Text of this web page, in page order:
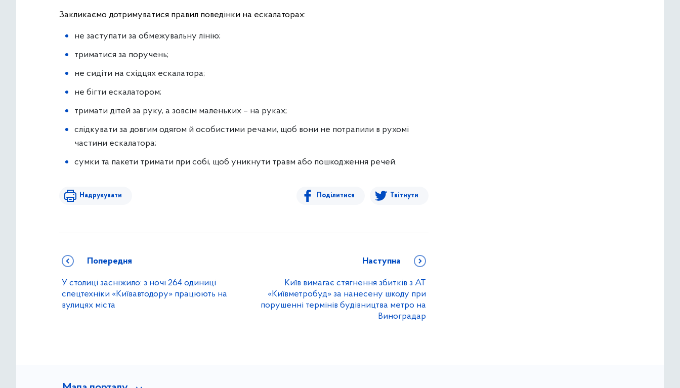
Закликаємо дотримуватися правил поведінки на ескалаторах:
не заступати за обмежувальну лінію;
триматися за поручень;
не сидіти на східцях ескалатора;
не бігти ескалатором;
тримати дітей за руку, а зовсім маленьких – на руках;
слідкувати за довгим одягом й особистими речами, щоб вони не потрапили в рухомі
частини ескалатора;
сумки та пакети тримати при собі, щоб уникнути травм або пошкодження речей.
Надрукувати Поділитися Твітнути
Попередня
У столиці засніжило: з ночі 264 одиниці
спецтехніки «Київавтодору» працюють на
вулицях міста
Наступна
Київ вимагає стягнення збитків з АТ
«Київметробуд» за нанесену шкоду при
порушенні термінів будівництва метро на
Виноградар